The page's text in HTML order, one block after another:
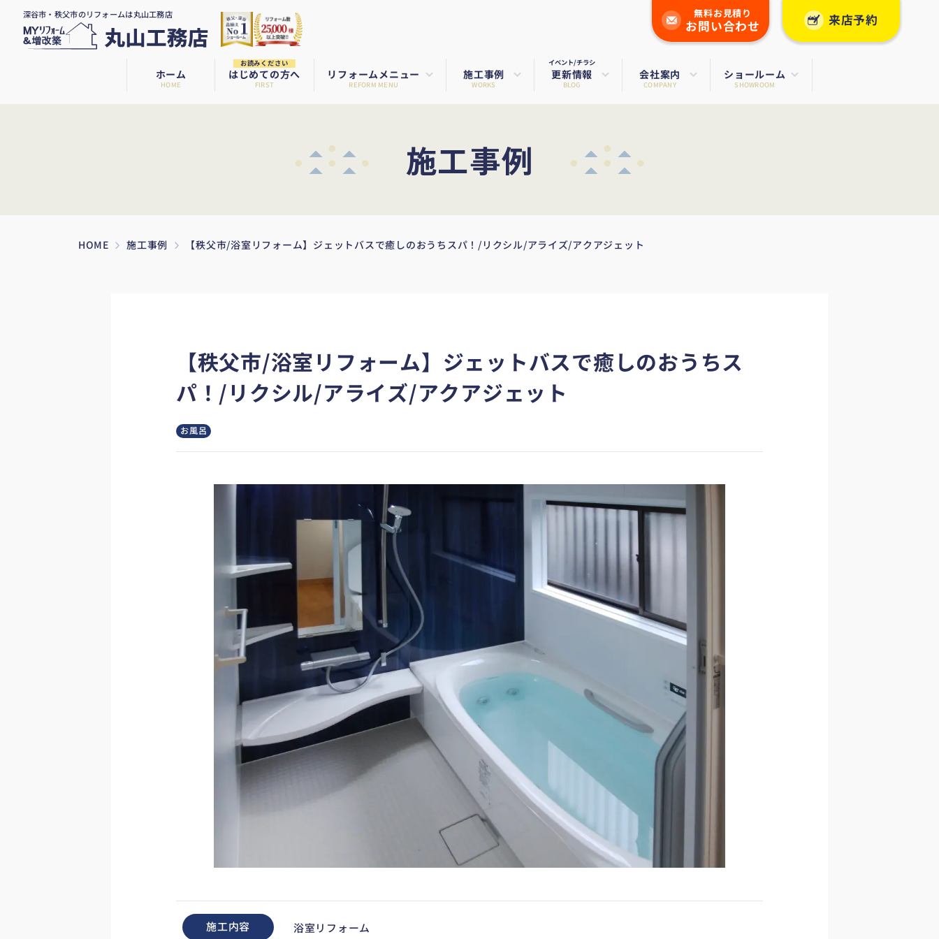
深谷市・秩父市のリフォームは丸山工務店 無料お見積り
お問い合わせ 来店予約
ホーム
HOME
お読みください
はじめての方へ
FIRST
リフォームメニュー
REFORM MENU
施工事例
WORKS
イベント/チラシ
更新情報
BLOG
会社案内
COMPANY
ショールーム
SHOWROOM
施工事例
HOME 施工事例 【秩父市/浴室リフォーム】ジェットバスで癒しのおうちスパ！/リクシル/アライズ/アクアジェット
【秩父市/浴室リフォーム】ジェットバスで癒しのおうちス
パ！/リクシル/アライズ/アクアジェット
お風呂
施工内容 浴室リフォーム